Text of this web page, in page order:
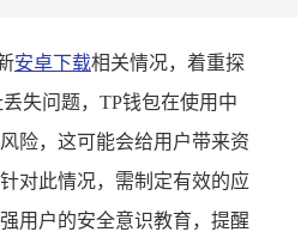
安卓下载相关情况，着重探
失问题，TP钱包在使用中
险，这可能会给用户带来资
对此情况，需制定有效的应
用户的安全意识教育，提醒